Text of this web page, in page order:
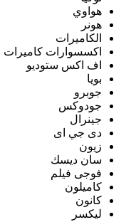
هواوي
هونر
الكاميرات
اكسسوارات كاميرات
اف اكس ستوديو
بويا
جوبرو
جودوكس
جينرال
دى جي اى
زيون
سان ديسك
فوجى فيلم
كاميلون
كانون
ليكسر